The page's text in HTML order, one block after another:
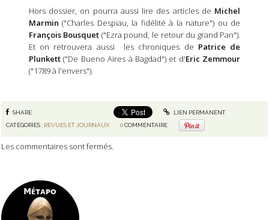
Hors dossier, on pourra aussi lire des articles de Michel
Marmin ("Charles Despiau, la fidélité à la nature") ou de
François Bousquet ("Ezra pound, le retour du grand Pan").
Et on retrouvera aussi les chroniques de Patrice de
Plunkett("De Bueno Aires à Bagdad") et d'Eric Zemmour
("1789 à l'envers").
SHARE
LIEN PERMANENT
CATÉGORIES : REVUES ET JOURNAUX 0 COMMENTAIRE
Les commentaires sont fermés.